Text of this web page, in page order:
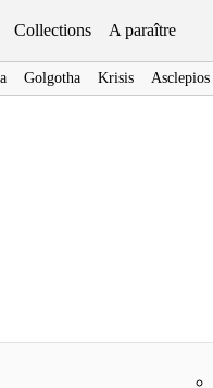
Collections A paraître
Golgotha Krisis Asclepios